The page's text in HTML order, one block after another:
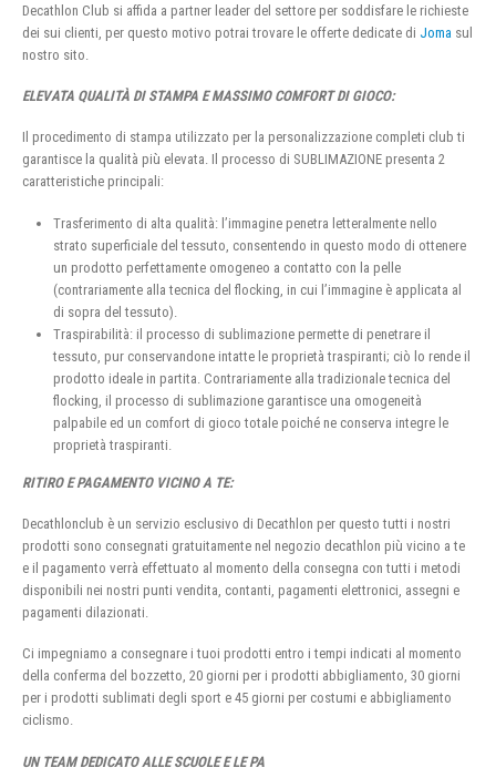
Decathlon Club si affida a partner leader del settore per soddisfare le richieste
dei sui clienti, per questo motivo potrai trovare le offerte dedicate di Joma sul
nostro sito.
ELEVATA QUALITÀ DI STAMPA E MASSIMO COMFORT DI GIOCO:
Il procedimento di stampa utilizzato per la personalizzazione completi club ti
garantisce la qualità più elevata. Il processo di SUBLIMAZIONE presenta 2
caratteristiche principali:
Trasferimento di alta qualità: l’immagine penetra letteralmente nello
strato superficiale del tessuto, consentendo in questo modo di ottenere
un prodotto perfettamente omogeneo a contatto con la pelle
(contrariamente alla tecnica del flocking, in cui l’immagine è applicata al
di sopra del tessuto).
Traspirabilità: il processo di sublimazione permette di penetrare il
tessuto, pur conservandone intatte le proprietà traspiranti; ciò lo rende il
prodotto ideale in partita. Contrariamente alla tradizionale tecnica del
flocking, il processo di sublimazione garantisce una omogeneità
palpabile ed un comfort di gioco totale poiché ne conserva integre le
proprietà traspiranti.
RITIRO E PAGAMENTO VICINO A TE:
Decathlonclub è un servizio esclusivo di Decathlon per questo tutti i nostri
prodotti sono consegnati gratuitamente nel negozio decathlon più vicino a te
e il pagamento verrà effettuato al momento della consegna con tutti i metodi
disponibili nei nostri punti vendita, contanti, pagamenti elettronici, assegni e
pagamenti dilazionati.
Ci impegniamo a consegnare i tuoi prodotti entro i tempi indicati al momento
della conferma del bozzetto, 20 giorni per i prodotti abbigliamento, 30 giorni
per i prodotti sublimati degli sport e 45 giorni per costumi e abbigliamento
ciclismo.
UN TEAM DEDICATO ALLE SCUOLE E LE PA